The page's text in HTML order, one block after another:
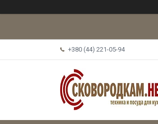
+380 (44) 221-05-94